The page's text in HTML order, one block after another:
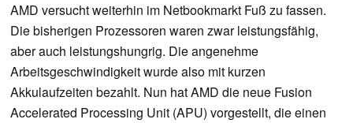
AMD versucht weiterhin im Netbookmarkt Fuß zu fassen.
Die bisherigen Prozessoren waren zwar leistungsfähig,
aber auch leistungshungrig. Die angenehme
Arbeitsgeschwindigkeit wurde also mit kurzen
Akkulaufzeiten bezahlt. Nun hat AMD die neue Fusion
Accelerated Processing Unit (APU) vorgestellt, die einen